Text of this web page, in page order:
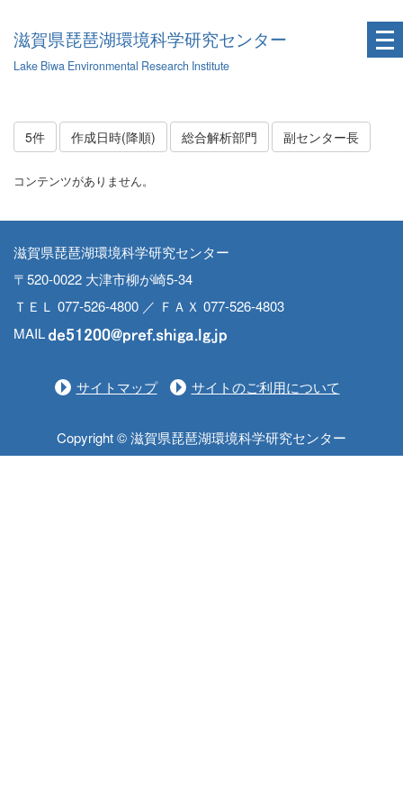
滋賀県琵琶湖環境科学研究センター
Lake Biwa Environmental Research Institute
5件 作成日時(降順) 総合解析部門 副センター長
コンテンツがありません。
滋賀県琵琶湖環境科学研究センター
〒520-0022 大津市柳が崎5-34
ＴＥＬ 077-526-4800 ／ ＦＡＸ 077-526-4803
MAIL
サイトマップ サイトのご利用について
Copyright © 滋賀県琵琶湖環境科学研究センター